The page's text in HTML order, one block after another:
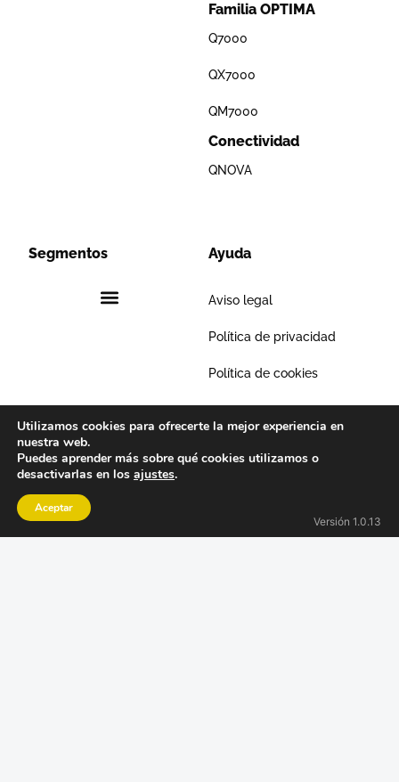
Familia OPTIMA
Q7000
QX7000
QM7000
Conectividad
QNOVA
Segmentos Ayuda
Aviso legal
Política de privacidad
Política de cookies
Política de seguridad
Comunicación requisitos de
proveedores
Versión 1.0.13
Utilizamos cookies para ofrecerte la mejor experiencia en
nuestra web.
Puedes aprender más sobre qué cookies utilizamos o
desactivarlas en los ajustes.
Aceptar